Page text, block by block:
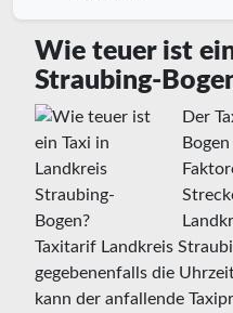
Wie teuer ist
Straubing-
Der
Taxitarif Landkreis
gegebenenfalls die
kann der anfallende